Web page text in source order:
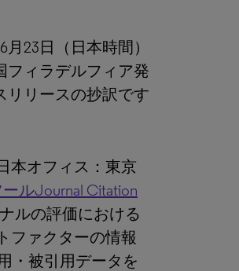
月23日（日本時間）
フィラデルフィア発
リリースの抄訳です
本オフィス：東京
ルJournal Citation
ルの評価における
ファクターの情報
・被引用データを